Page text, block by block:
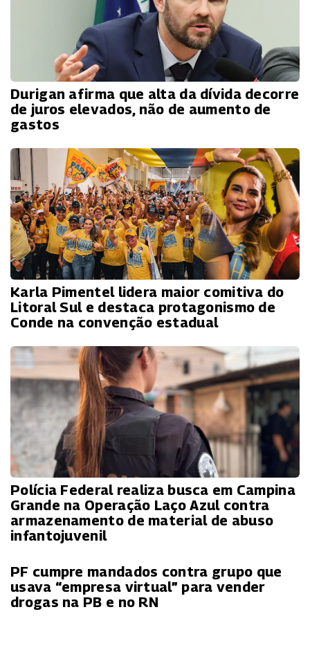
Durigan afirma que alta da dívida decorre
de juros elevados, não de aumento de
gastos
Karla Pimentel lidera maior comitiva do
Litoral Sul e destaca protagonismo de
Conde na convenção estadual
Polícia Federal realiza busca em Campina
Grande na Operação Laço Azul contra
armazenamento de material de abuso
infantojuvenil
PF cumpre mandados contra grupo que
usava “empresa virtual” para vender
drogas na PB e no RN